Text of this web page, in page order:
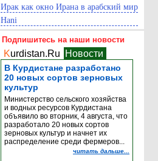
Ирак как окно Ирана в арабский мир
Hani
Подпишитесь на наши новости
Kurdistan.Ru Новости
В Курдистане разработано
20 новых сортов зерновых
культур
Министерство сельского хозяйства
и водных ресурсов Курдистана
объявило во вторник, 4 августа, что
разработало 20 новых сортов
зерновых культур и начнет их
распределение среди фермеров...
читать дальше...